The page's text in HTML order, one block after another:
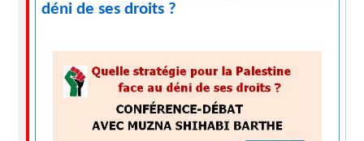
déni de ses droits ?